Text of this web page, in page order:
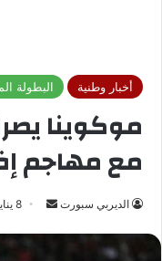
أخبار وطنية البطولة
موكوينا
مع مهاجم
الديربي سبورت 8 يناير، 2025